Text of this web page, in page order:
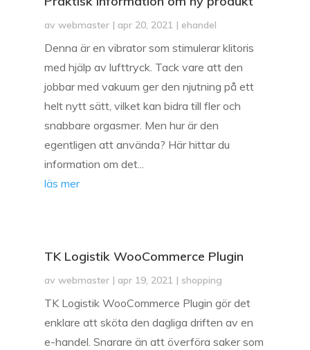
av webmaster| apr 20, 2021| ehandel
Denna är en vibrator som stimulerar klitoris
med hjälp av lufttryck. Tack vare att den
jobbar med vakuum ger den njutning på ett
helt nytt sätt, vilket kan bidra till fler och
snabbare orgasmer. Men hur är den
egentligen att använda? Här hittar du
information om det...
läs mer
TK Logistik WooCommerce Plugin
av webmaster| apr 19, 2021| shopping
TK Logistik WooCommerce Plugin gör det
enklare att sköta den dagliga driften av en
e-handel. Snarare än att överföra saker som